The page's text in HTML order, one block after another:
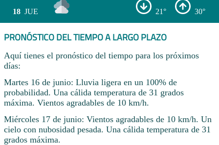
18 JUE 21° 30°
PRONÓSTICO DEL TIEMPO A LARGO PLAZO
Aquí tienes el pronóstico del tiempo para los próximos
días:
Martes 16 de junio: Lluvia ligera en un 100% de
probabilidad. Una cálida temperatura de 31 grados
máxima. Vientos agradables de 10 km/h.
Miércoles 17 de junio: Vientos agradables de 10 km/h. Un
cielo con nubosidad pesada. Una cálida temperatura de 31
grados máxima.